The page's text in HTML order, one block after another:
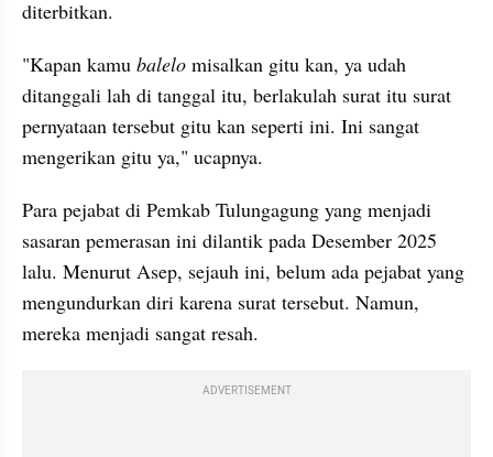
diterbitkan.
"Kapan kamu balelo misalkan gitu kan, ya udah
ditanggali lah di tanggal itu, berlakulah surat itu surat
pernyataan tersebut gitu kan seperti ini. Ini sangat
mengerikan gitu ya," ucapnya.
Para pejabat di Pemkab Tulungagung yang menjadi
sasaran pemerasan ini dilantik pada Desember 2025
lalu. Menurut Asep, sejauh ini, belum ada pejabat yang
mengundurkan diri karena surat tersebut. Namun,
mereka menjadi sangat resah.
ADVERTISEMENT